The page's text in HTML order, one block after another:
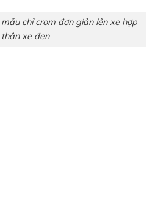
chỉ crom đơn giản lên xe hợp
thân xe đen